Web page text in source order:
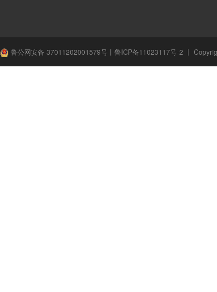
鲁公网安备 37011202001579号 丨 鲁ICP备11023117号-2 丨